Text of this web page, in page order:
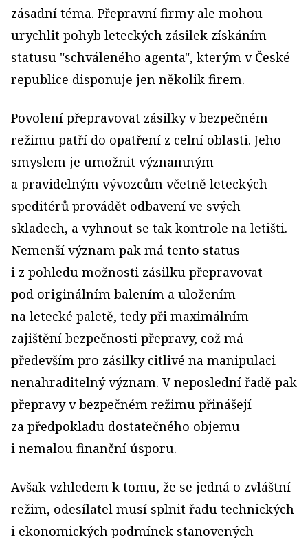
zásadní téma. Přepravní firmy ale mohou
urychlit pohyb leteckých zásilek získáním
statusu "schváleného agenta", kterým v České
republice disponuje jen několik firem.
Povolení přepravovat zásilky v bezpečném
režimu patří do opatření z celní oblasti. Jeho
smyslem je umožnit významným
a pravidelným vývozcům včetně leteckých
speditérů provádět odbavení ve svých
skladech, a vyhnout se tak kontrole na letišti.
Nemenší význam pak má tento status
i z pohledu možnosti zásilku přepravovat
pod originálním balením a uložením
na letecké paletě, tedy při maximálním
zajištění bezpečnosti přepravy, což má
především pro zásilky citlivé na manipulaci
nenahraditelný význam. V neposlední řadě pak
přepravy v bezpečném režimu přinášejí
za předpokladu dostatečného objemu
i nemalou finanční úsporu.
Avšak vzhledem k tomu, že se jedná o zvláštní
režim, odesílatel musí splnit řadu technických
i ekonomických podmínek stanovených